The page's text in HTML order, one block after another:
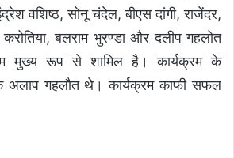
वशिष्ठ, सोनू चंदेल, बीएस दांगी, राजेंदर,
बलराम भुरण्डा और दलीप गहलोत
मुख्य रूप से शामिल है। कार्यक्रम के
अलाप गहलौत थे। कार्यक्रम काफी सफल